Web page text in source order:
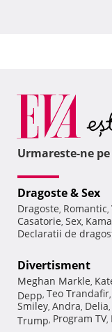
Urmareste-ne pe
Dragoste & Sex
Dragoste, Romantic,
Casatorie, Sex,
Declaratii de
Divertisment
Meghan Markle,
Depp, Teo Trandafir,
Smiley, Andra, Delia,
Trump, Program TV,